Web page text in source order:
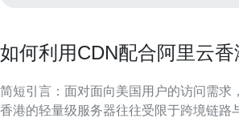
如何利用CDN配合阿里云香
简短引言：面对面向美国用户的访问需求
香港的轻量级服务器往往受限于跨境链路